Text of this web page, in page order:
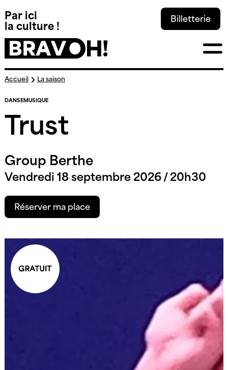
Par ici
la culture !
Billetterie
Skip
Accueil La saison
DANSEMUSIQUE
Trust
Group Berthe
Vendredi 18 septembre 2026 / 20h30
Réserver ma place